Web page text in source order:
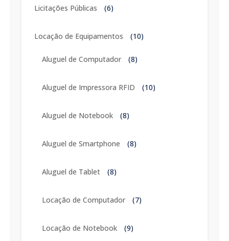
Licitações Públicas (6)
Locação de Equipamentos (10)
Aluguel de Computador (8)
Aluguel de Impressora RFID (10)
Aluguel de Notebook (8)
Aluguel de Smartphone (8)
Aluguel de Tablet (8)
Locação de Computador (7)
Locação de Notebook (9)